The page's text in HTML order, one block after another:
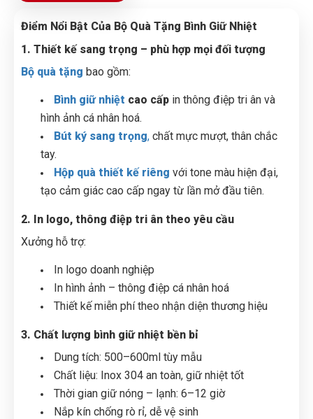
Điểm Nổi Bật Của Bộ Quà Tặng Bình Giữ Nhiệt
1. Thiết kế sang trọng – phù hợp mọi đối tượng
Bộ quà tặng bao gồm:
Bình giữ nhiệt cao cấp in thông điệp tri ân và
hình ảnh cá nhân hoá.
Bút ký sang trọng, chất mực mượt, thân chắc
tay.
Hộp quà thiết kế riêng với tone màu hiện đại,
tạo cảm giác cao cấp ngay từ lần mở đầu tiên.
2. In logo, thông điệp tri ân theo yêu cầu
Xưởng hỗ trợ:
In logo doanh nghiệp
In hình ảnh – thông điệp cá nhân hoá
Thiết kế miễn phí theo nhận diện thương hiệu
3. Chất lượng bình giữ nhiệt bền bỉ
Dung tích: 500–600ml tùy mẫu
Chất liệu: Inox 304 an toàn, giữ nhiệt tốt
Thời gian giữ nóng – lạnh: 6–12 giờ
Nắp kín chống rò rỉ, dễ vệ sinh